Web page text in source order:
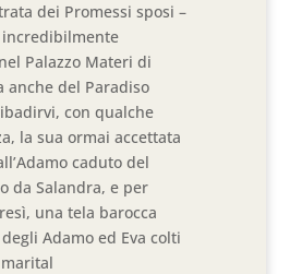
dei Promessi sposi –
Palazzo Materi di
anche del Paradiso
con qualche
la sua ormai accettata
caduto del
da Salandra, e per
una tela barocca
Adamo ed Eva colti